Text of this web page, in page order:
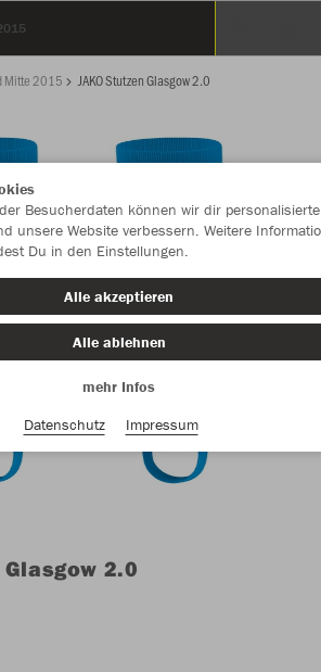
Mitte 2015 JAKO Stutzen Glasgow 2.0
2.0
Besucherdaten können wir dir personalisierte
unsere Website verbessern. Weitere
Du in den Einstellungen.
Alle akzeptieren
Alle ablehnen
mehr Infos
Datenschutz
Impressum